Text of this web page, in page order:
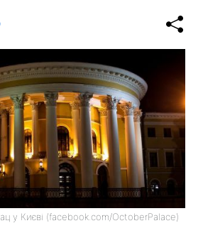
у Києві (facebook.com/OctoberPalace)